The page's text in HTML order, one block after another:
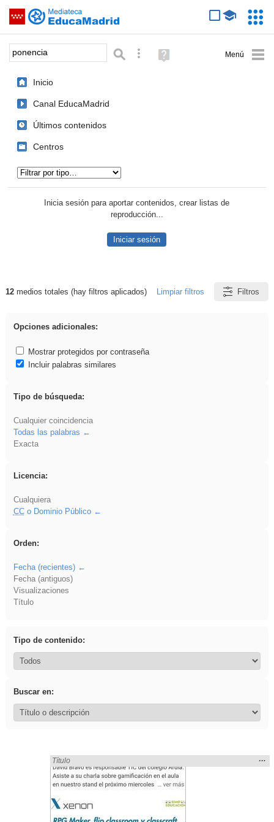
Saltar navegación
Palabra o frase: Búsqueda avanzada
Ayuda
(en
Inicio
Canal EducaMadrid
Últimos contenidos
Centros
Inicia sesión para aportar contenidos, crear listas de
reproducción...
Iniciar sesión
Resultados de: ponencia
12medios totales (hay filtros aplicados) Limpiar filtros Filtros
Opciones adicionales:
Mostrar protegidos por contraseña
Incluir palabras similares
Tipo de búsqueda:
Cualquier coincidencia
Todas las palabras
Exacta
Licencia:
Cualquiera
CCo Dominio Público
Orden:
Fecha (recientes)
Fecha (antiguos)
Visualizaciones
Título
Tipo de contenido:
Buscar en:
Encontrado «ponencia» en:
Título
la
…